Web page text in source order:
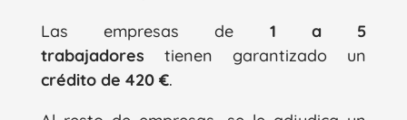
Las empresas de 1 a 5
trabajadores tienen garantizado un
crédito de 420 €.